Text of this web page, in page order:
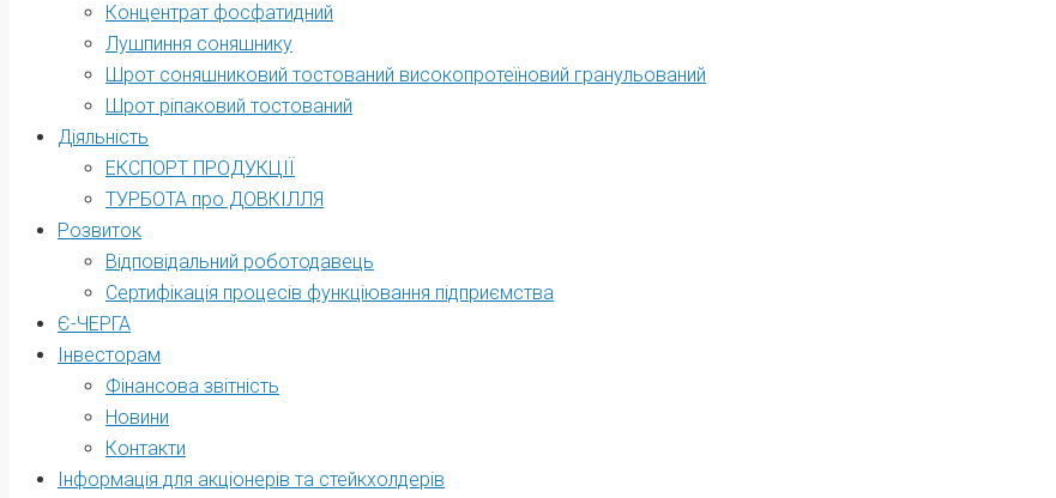
Концентрат фосфатидний
Лушпиння соняшнику
Шрот соняшниковий тостований високопротеїновий гранульований
Шрот ріпаковий тостований
Діяльність
ЕКСПОРТ ПРОДУКЦІЇ
ТУРБОТА про ДОВКІЛЛЯ
Розвиток
Відповідальний роботодавець
Сертифікація процесів функціювання підприємства
Є-ЧЕРГА
Інвесторам
Фінансова звітність
Новини
Контакти
Інформація для акціонерів та стейкхолдерів